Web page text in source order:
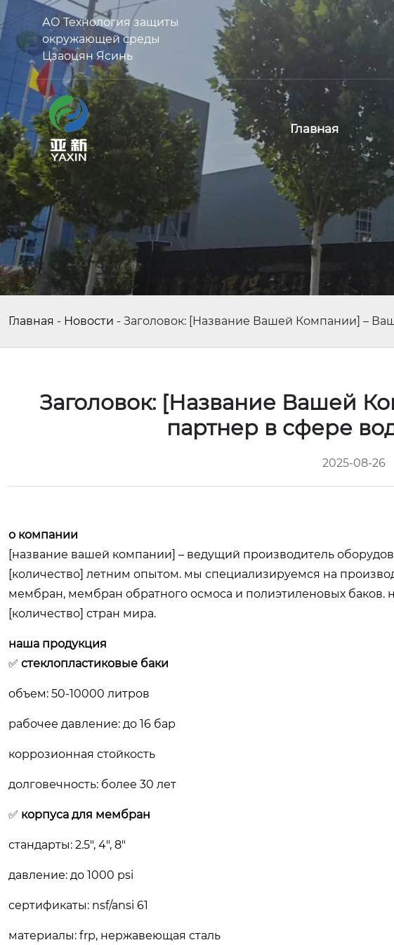
АО Технология защиты
окружающей среды
Цзаоцян Ясинь
Главная
Главная - Новости - Заголовок: [Название Вашей Компании] –
Заголовок: [Название Вашей
партнер в сфере
2025-08-26
о компании
[название вашей компании] – ведущий производитель
[количество] летним опытом. мы специализируемся на
мембран, мембран обратного осмоса и полиэтиленовых баков.
[количество] стран мира.
наша продукция
✅ стеклопластиковые баки
объем: 50-10000 литров
рабочее давление: до 16 бар
коррозионная стойкость
долговечность: более 30 лет
✅ корпуса для мембран
стандарты: 2.5″, 4″, 8″
давление: до 1000 psi
сертификаты: nsf/ansi 61
материалы: frp, нержавеющая сталь